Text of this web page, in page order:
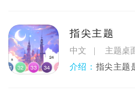
指尖主题
中文 主题桌
介绍： 指尖主题是一款